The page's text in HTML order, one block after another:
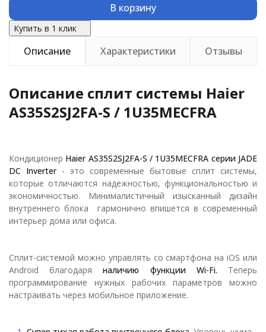
В корзину
Купить в 1 клик
Описание Характеристики Отзывы
Описание сплит системы Haier
AS35S2SJ2FA-S / 1U35MECFRA
Кондиционер Haier AS35S2SJ2FA-S / 1U35MECFRA серии JADE
DC Inverter- это современные бытовые сплит системы,
которые отличаются надежностью, функциональностью и
экономичностью. Минималистичный изысканный дизайн
внутреннего блока гармонично впишется в современный
интерьер дома или офиса.
Сплит-системой можно управлять со смартфона на iOS или
Android благодаряналичию функции Wi-Fi. Теперь
программирование нужных рабочих параметров можно
настраивать через мобильное приложение.